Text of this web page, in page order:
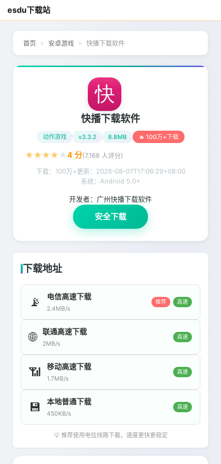
esdu下载站
首页 安卓游戏 快播下载软件
快播下载软件
动作游戏 v3.3.2 8.8MB 🔥 100万+下载
★ ★ ★ ★ ★4 分(7,168 人评分)
下载：100万+更新： 2026-08-07T17:06:29+08:00
系统：Android 5.0+
开发者： 广州快播下载软件
安全下载
下载地址
📡 电信高速下载
2.4MB/s
推荐 高速
🌐 联通高速下载
2MB/s
高速
📶 移动高速下载
1.7MB/s
高速
💾 本地普通下载
450KB/s
高速
💡 推荐使用电信线路下载，速度更快更稳定